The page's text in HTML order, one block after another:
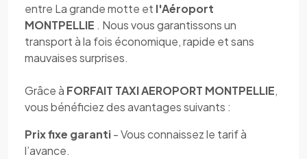
entre La grande motte et l'Aéroport
MONTPELLIE . Nous vous garantissons un
transport à la fois économique, rapide et sans
mauvaises surprises.
Grâce à FORFAIT TAXI AEROPORT MONTPELLIE,
vous bénéficiez des avantages suivants :
Prix fixe garanti- Vous connaissez le tarif à
l’avance.